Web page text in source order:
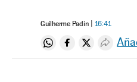
Guilherme Padin 16:41
Compartir en
Compartir en
Compartir